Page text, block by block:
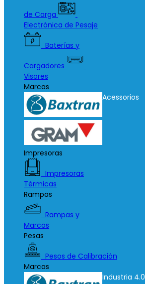
de Carga
Electrónica de Pesaje
Baterías y
Cargadores
Visores
Marcas
Acessorios
Impresoras
Impresoras
Térmicas
Rampas
Rampas y
Marcos
Pesas
Pesos de Calibración
Marcas
Industria 4.0